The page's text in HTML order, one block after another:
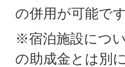
の併用が可能で
※宿泊施設につ
の助成金とは別